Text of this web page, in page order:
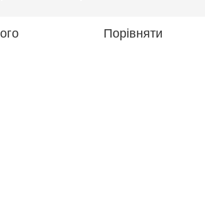
Порівняти